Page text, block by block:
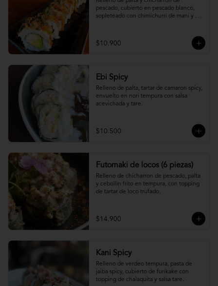
pescado, cubierto en pescado blanco,
sopleteado con chimichurri de mani y
$10.900
Ebi Spicy
Relleno de palta, tartar de camaron spicy,
envuelto en nori tempura con salsa
acevichada y tare.
$10.500
Futomaki de locos (6 piezas)
Relleno de chicharron de pescado, palta
y cebollin frito en tempura, con topping
de tartar de loco trufado.
$14.900
Kani Spicy
Relleno de verdeo tempura, pasta de
jaiba spicy, cubierto de furikake con
topping de chalaquita y salsa tare.